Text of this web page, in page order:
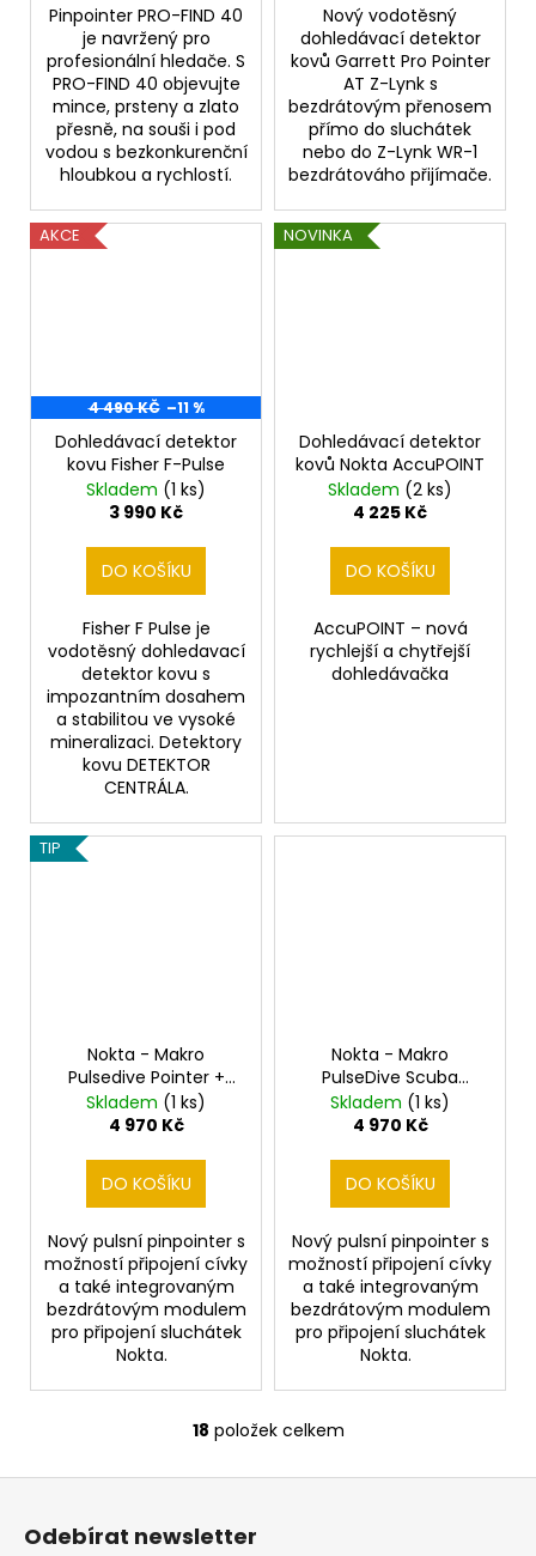
Pinpointer PRO-FIND 40
je navržený pro
profesionální hledače. S
PRO-FIND 40 objevujte
mince, prsteny a zlato
přesně, na souši i pod
vodou s bezkonkurenční
hloubkou a rychlostí.
Nový vodotěsný
dohledávací detektor
kovů Garrett Pro Pointer
AT Z-Lynk s
bezdrátovým přenosem
přímo do sluchátek
nebo do Z-Lynk WR-1
bezdrátováho přijímače.
AKCE
4 490 KČ –11 %
Dohledávací detektor
kovu Fisher F-Pulse
Skladem (1 ks)
3 990 Kč
DO KOŠÍKU
Fisher F Pulse je
vodotěsný dohledavací
detektor kovu s
impozantním dosahem
a stabilitou ve vysoké
mineralizaci. Detektory
kovu DETEKTOR
CENTRÁLA.
NOVINKA
Dohledávací detektor
kovů Nokta AccuPOINT
Skladem (2 ks)
4 225 Kč
DO KOŠÍKU
AccuPOINT – nová
rychlejší a chytřejší
dohledávačka
TIP
Nokta - Makro
Pulsedive Pointer +
Scuba Yellow SET
Skladem (1 ks)
4 970 Kč
DO KOŠÍKU
Nový pulsní pinpointer s
možností připojení cívky
a také integrovaným
bezdrátovým modulem
pro připojení sluchátek
Nokta.
Nokta - Makro
PulseDive Scuba
detektor + sonda
20cm Yellow
Skladem (1 ks)
4 970 Kč
DO KOŠÍKU
Nový pulsní pinpointer s
možností připojení cívky
a také integrovaným
bezdrátovým modulem
pro připojení sluchátek
Nokta.
O
v
18 položek celkem
Odebírat newsletter